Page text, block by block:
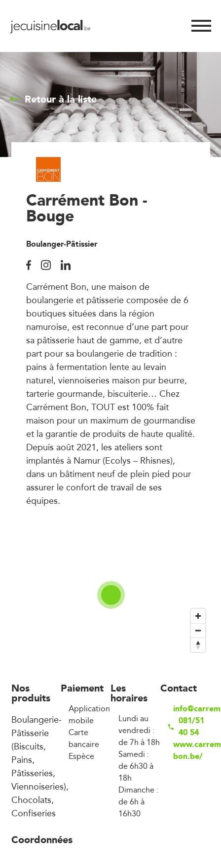
Retour à la liste
Carrément Bon -
Bouge
Boulanger-Pâtissier
Carrément Bon, une maison de
boulangerie et pâtisserie composée de 6
boutiques situées dans la région
namuroise, est reconnue d’une part pour
sa pâtisserie haut de gamme, et d’autre
part pour sa boulangerie de tradition :
pains à fermentation lente au levain
naturel, viennoiseries maison pur beurre,
tarterie gourmande, biscuiterie… Chez
Carrément Bon, TOUT est 100% fait
maison pour un maximum de gourmandise
et la garantie de produits de haute qualité.
Depuis août 2021, les ateliers sont
implantés à Namur (Ecolys – Rhisnes),
dans un bâtiment neuf de plein pied pour
assurer le confort de travail de ses
équipes.
Nos
produits
Boulangerie-
Pâtisserie
(Biscuits,
Pains,
Pâtisseries,
Viennoiseries),
Chocolats,
Confiseries
Paiement
Application
mobile
Carte
bancaire
Espèce
Les
horaires
Lundi au
vendredi :
de 7h à 18h
Samedi :
de 6h30 à
18h
Dimanche :
de 6h à
16h30
Contact
081/51
40 54
bon.be/
Coordonnées